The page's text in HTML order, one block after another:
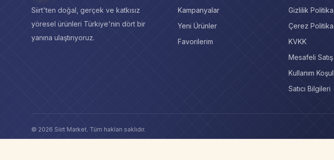
Siirt'ten doğal, gerçek ve katkısız
yöresel ürünleri Türkiye'nin dört bir
yanına ulaştırıyoruz.
Kampanyalar
Yeni Ürünler
Favorilerim
Gizlilik
Çerez
KVKK
Mesafeli
Kullanım
Satıcı Bilgileri
© 2026 Siirt Market. Tüm hakları saklıdır.